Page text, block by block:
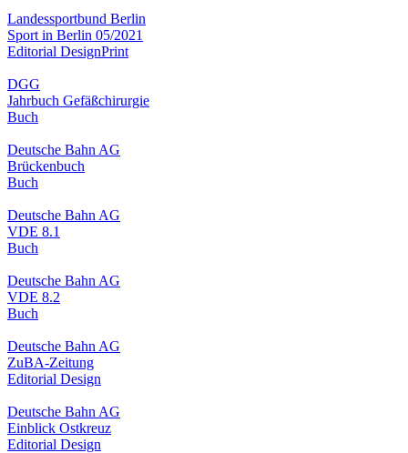
Landessportbund Berlin
Sport in Berlin 05/2021
Editorial DesignPrint
DGG
Jahrbuch Gefäßchirurgie
Buch
Deutsche Bahn AG
Brückenbuch
Buch
Deutsche Bahn AG
VDE 8.1
Buch
Deutsche Bahn AG
VDE 8.2
Buch
Deutsche Bahn AG
ZuBA-Zeitung
Editorial Design
Deutsche Bahn AG
Einblick Ostkreuz
Editorial Design